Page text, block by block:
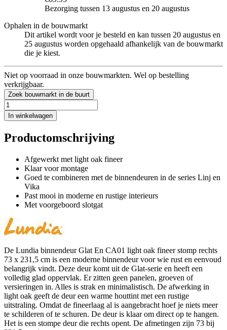
Bezorging tussen 13 augustus en 20 augustus
Ophalen in de bouwmarkt
Dit artikel wordt voor je besteld en kan tussen 20 augustus en
25 augustus worden opgehaald afhankelijk van de bouwmarkt
die je kiest.
Niet op voorraad in onze bouwmarkten. Wel op bestelling
verkrijgbaar.
Zoek bouwmarkt in de buurt
In winkelwagen
Productomschrijving
Afgewerkt met light oak fineer
Klaar voor montage
Goed te combineren met de binnendeuren in de series Linj en
Vika
Past mooi in moderne en rustige interieurs
Met voorgeboord slotgat
De Lundia binnendeur Glat En CA01 light oak fineer stomp rechts
73 x 231,5 cm is een moderne binnendeur voor wie rust en eenvoud
belangrijk vindt. Deze deur komt uit de Glat-serie en heeft een
volledig glad oppervlak. Er zitten geen panelen, groeven of
versieringen in. Alles is strak en minimalistisch. De afwerking in
light oak geeft de deur een warme houttint met een rustige
uitstraling. Omdat de fineerlaag al is aangebracht hoef je niets meer
te schilderen of te schuren. De deur is klaar om direct op te hangen.
Het is een stompe deur die rechts opent. De afmetingen zijn 73 bij